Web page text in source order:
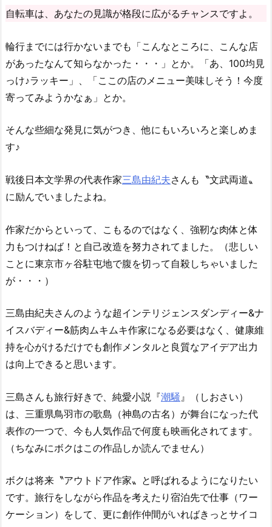
自転車は、あなたの見識が格段に広がるチャンスですよ。
輪行までには行かないまでも「こんなところに、こんな店
があったなんて知らなかった・・・」とか。「あ、100均見
っけ♪ラッキー」、「ここの店のメニュー美味しそう！今度
寄ってみようかなぁ」とか。
そんな些細な発見に気がつき、他にもいろいろと楽しめま
す♪
戦後日本文学界の代表作家三島由紀夫さんも〝文武両道〟
に励んでいましたよね。
作家だからといって、こもるのではなく、強靭な肉体と体
力もつけねば！と自己改造を努力されてました。（悲しい
ことに東京市ヶ谷駐屯地で腹を切って自殺しちゃいました
が・・・）
三島由紀夫さんのような超インテリジェンスダンディー&ナ
イスバディー&筋肉ムキムキ作家になる必要はなく、健康維
持を心がけるだけでも創作メンタルと良質なアイデア出力
は向上できると思います。
三島さんも旅行好きで、純愛小説『潮騒 』（しおさい）
は、三重県鳥羽市の歌島（神島の古名）が舞台になった代
表作の一つで、今も人気作品で何度も映画化されてます。
（ちなみにボクはこの作品しか読んでません）
ボクは将来〝アウトドア作家〟と呼ばれるようになりたい
です。旅行をしながら作品を考えたり宿泊先で仕事（ワー
ケーション）をして、更に創作仲間がいればきっとサイコ